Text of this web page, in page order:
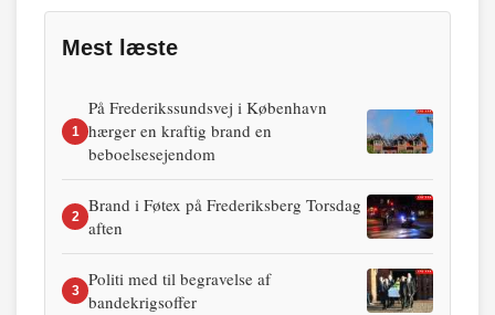
Mest læste
1
På Frederikssundsvej i København
hærger en kraftig brand en
beboelsesejendom
2
Brand i Føtex på Frederiksberg Torsdag
aften
3
Politi med til begravelse af
bandekrigsoffer